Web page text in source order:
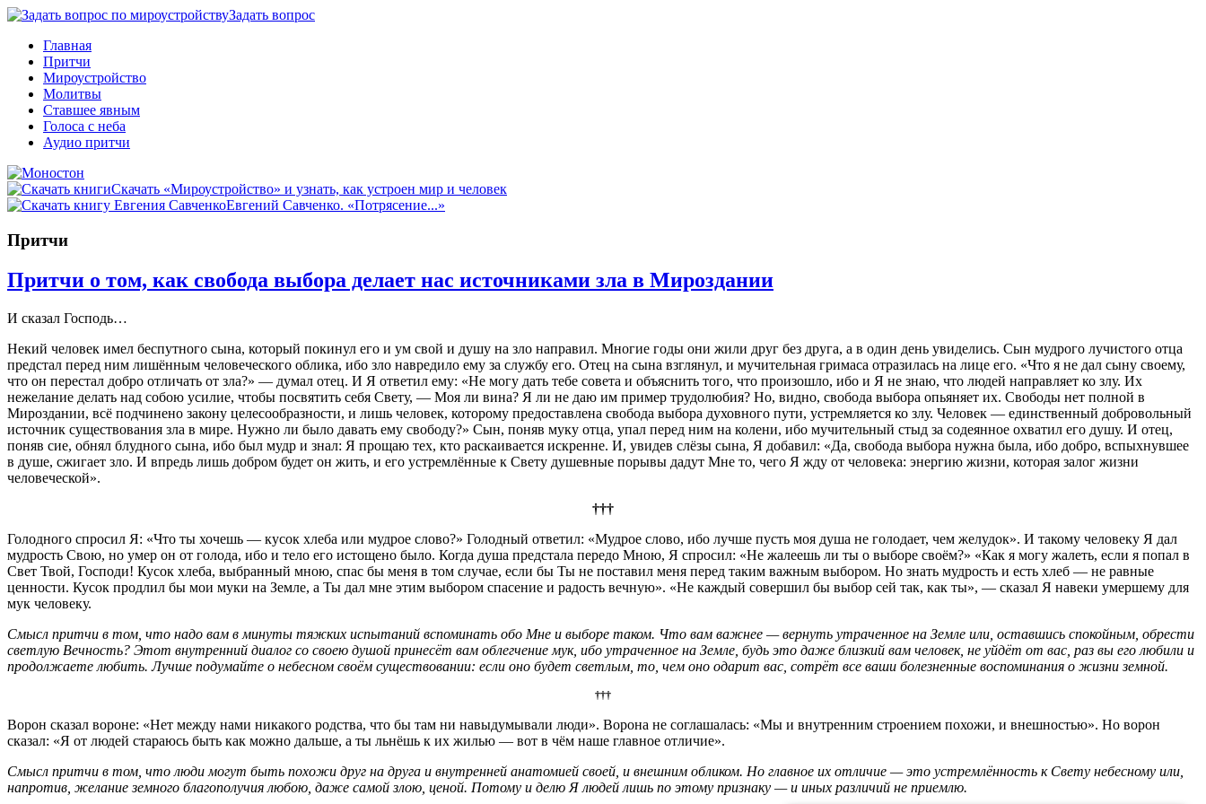
Задать вопрос
Главная
Притчи
Мироустройство
Молитвы
Ставшее явным
Голоса с неба
Аудио притчи
Скачать «Мироустройство» и узнать, как устроен мир и человек
Евгений Савченко. «Потрясение...»
Притчи
Притчи о том, как свобода выбора делает нас источниками зла в Мироздании
И сказал Господь…
Некий человек имел беспутного сына, который покинул его и ум свой и душу на зло направил. Многие годы они жили друг без друга, а в один день увиделись. Сын мудрого лучистого отца
предстал перед ним лишённым человеческого облика, ибо зло навредило ему за службу его. Отец на сына взглянул, и мучительная гримаса отразилась на лице его. «Что я не дал сыну своему,
что он перестал добро отличать от зла?» — думал отец. И Я ответил ему: «Не могу дать тебе совета и объяснить того, что произошло, ибо и Я не знаю, что людей направляет ко злу. Их
нежелание делать над собою усилие, чтобы посвятить себя Свету, — Моя ли вина? Я ли не даю им пример трудолюбия? Но, видно, свобода выбора опьяняет их. Свободы нет полной в
Мироздании, всё подчинено закону целесообразности, и лишь человек, которому предоставлена свобода выбора духовного пути, устремляется ко злу. Человек — единственный добровольный
источник существования зла в мире. Нужно ли было давать ему свободу?» Сын, поняв муку отца, упал перед ним на колени, ибо мучительный стыд за содеянное охватил его душу. И отец,
поняв сие, обнял блудного сына, ибо был мудр и знал: Я прощаю тех, кто раскаивается искренне. И, увидев слёзы сына, Я добавил: «Да, свобода выбора нужна была, ибо добро, вспыхнувшее
в душе, сжигает зло. И впредь лишь добром будет он жить, и его устремлённые к Свету душевные порывы дадут Мне то, чего Я жду от человека: энергию жизни, которая залог жизни
человеческой».
†††
Голодного спросил Я: «Что ты хочешь — кусок хлеба или мудрое слово?» Голодный ответил: «Мудрое слово, ибо лучше пусть моя душа не голодает, чем желудок». И такому человеку Я дал
мудрость Свою, но умер он от голода, ибо и тело его истощено было. Когда душа предстала передо Мною, Я спросил: «Не жалеешь ли ты о выборе своём?» «Как я могу жалеть, если я попал в
Свет Твой, Господи! Кусок хлеба, выбранный мною, спас бы меня в том случае, если бы Ты не поставил меня перед таким важным выбором. Но знать мудрость и есть хлеб — не равные
ценности. Кусок продлил бы мои муки на Земле, а Ты дал мне этим выбором спасение и радость вечную». «Не каждый совершил бы выбор сей так, как ты», — сказал Я навеки умершему для
мук человеку.
Смысл притчи в том, что надо вам в минуты тяжких испытаний вспоминать обо Мне и выборе таком. Что вам важнее — вернуть утраченное на Земле или, оставшись спокойным, обрести
светлую Вечность? Этот внутренний диалог со своею душой принесёт вам облегчение мук, ибо утраченное на Земле, будь это даже близкий вам человек, не уйдёт от вас, раз вы его любили и
продолжаете любить. Лучше подумайте о небесном своём существовании: если оно будет светлым, то, чем оно одарит вас, сотрёт все ваши болезненные воспоминания о жизни земной.
†††
Ворон сказал вороне: «Нет между нами никакого родства, что бы там ни навыдумывали люди». Ворона не соглашалась: «Мы и внутренним строением похожи, и внешностью». Но ворон
сказал: «Я от людей стараюсь быть как можно дальше, а ты льнёшь к их жилью — вот в чём наше главное отличие».
Смысл притчи в том, что люди могут быть похожи друг на друга и внутренней анатомией своей, и внешним обликом. Но главное их отличие — это устремлённость к Свету небесному или,
напротив, желание земного благополучия любою, даже самой злою, ценой. Потому и делю Я людей лишь по этому признаку — и иных различий не приемлю.